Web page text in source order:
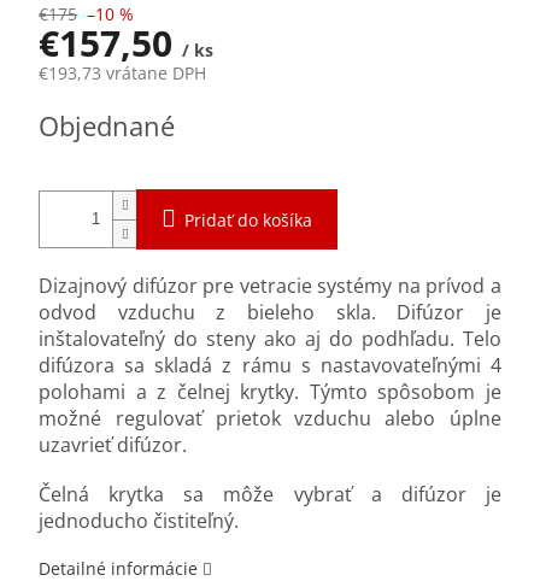
€175 –10 %
€157,50/ ks
€193,73 vrátane DPH
cena:
Objednané
Pridať do košíka
Dizajnový difúzor pre vetracie systémy na prívod a
odvod vzduchu z bieleho skla. Difúzor je
inštalovateľný do steny ako aj do podhľadu. Telo
difúzora sa skladá z rámu s nastavovateľnými 4
polohami a z čelnej krytky. Týmto spôsobom je
možné regulovať prietok vzduchu alebo úplne
uzavrieť difúzor.
Čelná krytka sa môže vybrať a difúzor je
jednoducho čistiteľný.
Detailné informácie